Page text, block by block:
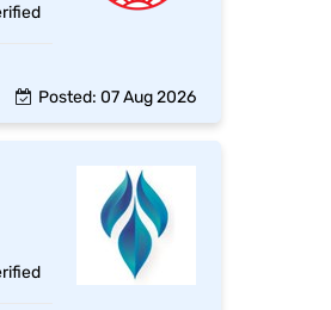
Posted: 07 Aug 2026